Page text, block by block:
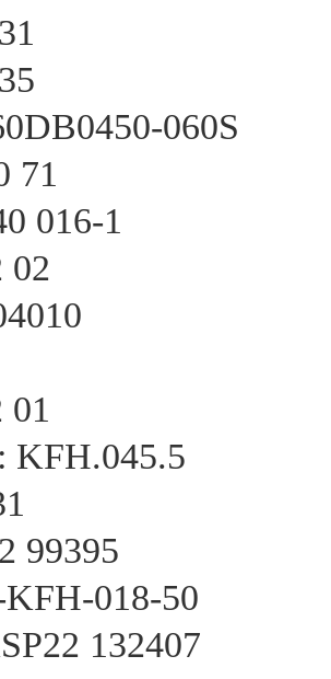
060S
71
016-1
02
01
KFH.045.5
99395
018-50
132407